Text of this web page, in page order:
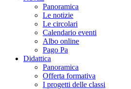
Panoramica
Le notizie
Le circolari
Calendario eventi
Albo online
Pago Pa
Didattica
Panoramica
Offerta formativa
I progetti delle classi